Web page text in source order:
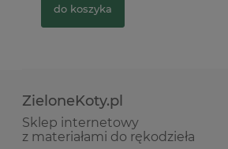
do koszyka
ZieloneKoty.pl
Sklep internetowy
z materiałami do rękodzieła